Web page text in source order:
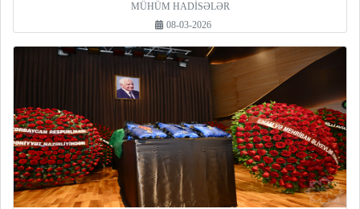
MÜHÜM HADİSƏLƏR
08-03-2026